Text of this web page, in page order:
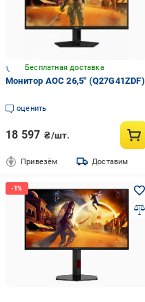
Бесплатная доставка
Монитор AOC 26,5" (Q27G41ZDF)
оценить
18 597 ₴/шт.
Привезём Доставим